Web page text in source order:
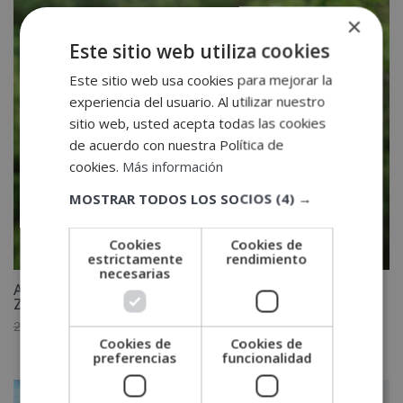
Auxiliar Veterinario y Cuidador de Animales de
Zoológico
2,400.00
El
precio
original
1,200.00€El
precio
actual
×
Este sitio web utiliza cookies
Este sitio web usa cookies para mejorar la
experiencia del usuario. Al utilizar nuestro
sitio web, usted acepta todas las cookies
de acuerdo con nuestra Política de
cookies. Más información
MOSTRAR TODOS LOS SOCIOS (4) →
Cookies
estrictamente
necesarias
Cookies de
rendimiento
Cookies de
preferencias
Cookies de
funcionalidad